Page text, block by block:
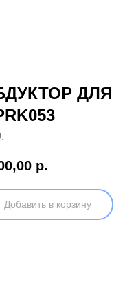
ДЛЯ
р.
Добавить в корзину